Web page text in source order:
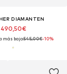
DIAMANTEN
490,50€
más bajo:545,00€-10%